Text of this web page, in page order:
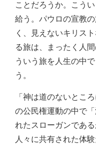
ことだろうか。こう
給う。パウロの宣教
く、見えないキリス
る旅は、まったく人
ういう旅を人生の中
う。
「神は道のないとこ
の公民権運動の中で
れたスローガンであ
人々に共有された体